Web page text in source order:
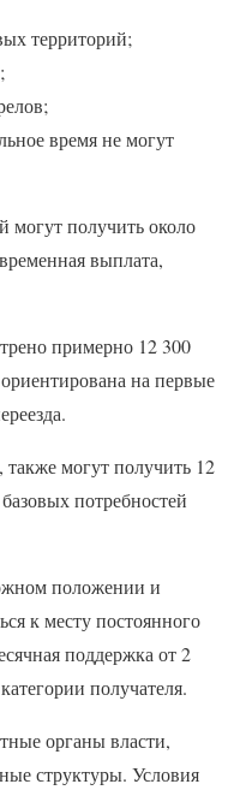
территорий;
время не могут
получить около
выплата,
примерно 12 300
на первые
могут получить 12
потребностей
положении и
к месту постоянного
поддержка от 2
получателя.
органы власти,
структуры. Условия